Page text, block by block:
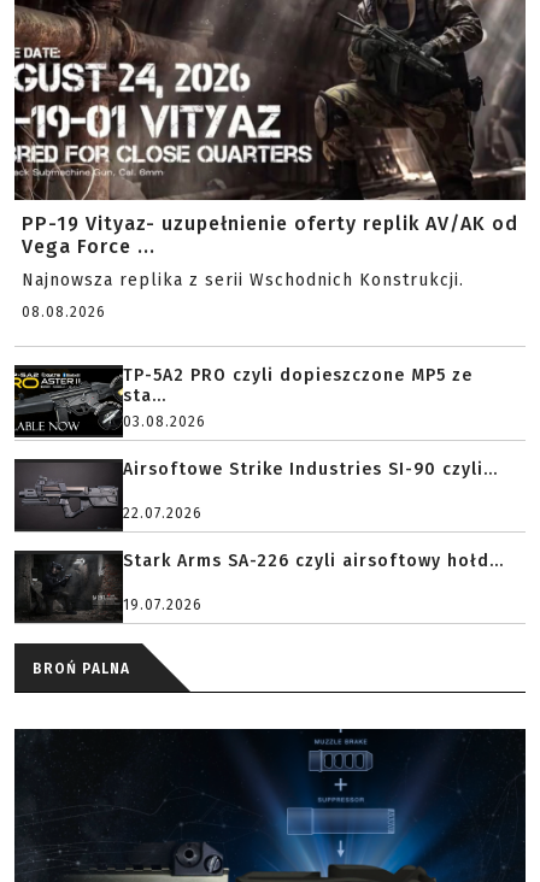
PP-19 Vityaz- uzupełnienie oferty replik AV/AK od
Vega Force ...
Najnowsza replika z serii Wschodnich Konstrukcji.
08.08.2026
TP-5A2 PRO czyli dopieszczone MP5 ze
sta...
03.08.2026
Airsoftowe Strike Industries SI-90 czyli...
22.07.2026
Stark Arms SA-226 czyli airsoftowy hołd...
19.07.2026
BROŃ PALNA